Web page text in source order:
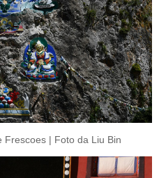
Frescoes | Foto da Liu Bin